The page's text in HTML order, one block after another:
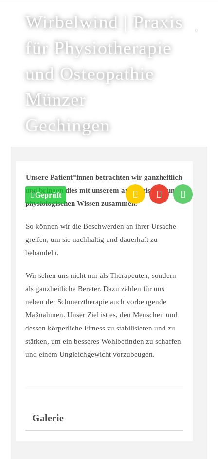
Wirbelwind | Praxis
für Physiotherapie
und Osteopathie
Münzer
Gechingen
Geprüft
Unsere Patient*innen betrachten wir ganzheitlich
und bringen dies mit unserem anatomischen und
physiologischen Wissen zusammen.
So können wir die Beschwerden an ihrer Ursache
greifen, um sie nachhaltig und dauerhaft zu
behandeln.
Wir sehen uns nicht nur als Therapeuten, sondern
als ganzheitliche Berater. Dazu zählen für uns
neben der Schmerztherapie auch vorbeugende
Maßnahmen. Unser Ziel ist es, den Menschen und
dessen körperliche Fitness zu stabilisieren und zu
stärken, um ein besseres Wohlbefinden zu schaffen
und einem Ungleichgewicht vorzubeugen.
Galerie